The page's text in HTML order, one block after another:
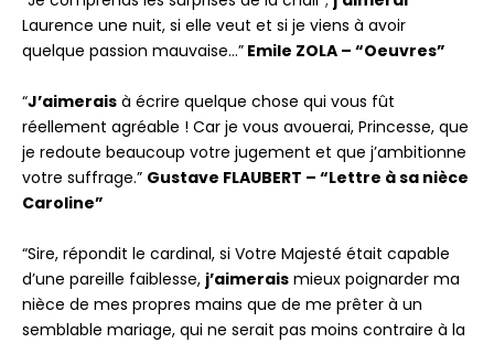
Laurence une nuit, si elle veut et si je viens à avoir
quelque passion mauvaise…” Emile ZOLA – “Oeuvres”
“J’aimerais à écrire quelque chose qui vous fût
réellement agréable ! Car je vous avouerai, Princesse, que
je redoute beaucoup votre jugement et que j’ambitionne
votre suffrage.” Gustave FLAUBERT – “Lettre à sa nièce
Caroline”
“Sire, répondit le cardinal, si Votre Majesté était capable
d’une pareille faiblesse, j’aimerais mieux poignarder ma
nièce de mes propres mains que de me prêter à un
semblable mariage, qui ne serait pas moins contraire à la